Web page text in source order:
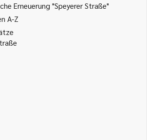
Erneuerung "Speyerer Straße"
A-Z